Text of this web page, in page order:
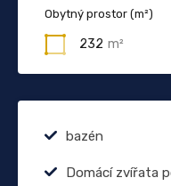
Obytný prostor (m²)
232 m²
bazén
Domácí zvířata